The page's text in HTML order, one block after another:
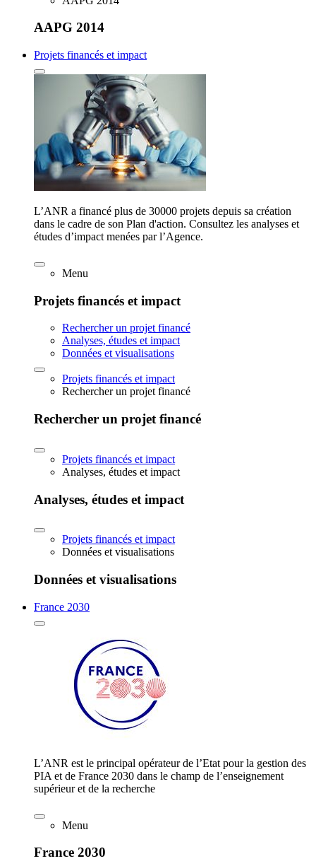
AAPG 2014
Projets financés et impact
L’ANR a financé plus de 30000 projets depuis sa création
dans le cadre de son Plan d'action. Consultez les analyses et
études d’impact menées par l’Agence.
Menu
Projets financés et impact
Rechercher un projet financé
Analyses, études et impact
Données et visualisations
Projets financés et impact
Rechercher un projet financé
Rechercher un projet financé
Projets financés et impact
Analyses, études et impact
Analyses, études et impact
Projets financés et impact
Données et visualisations
Données et visualisations
France 2030
L’ANR est le principal opérateur de l’Etat pour la gestion des
PIA et de France 2030 dans le champ de l’enseignement
supérieur et de la recherche
Menu
France 2030